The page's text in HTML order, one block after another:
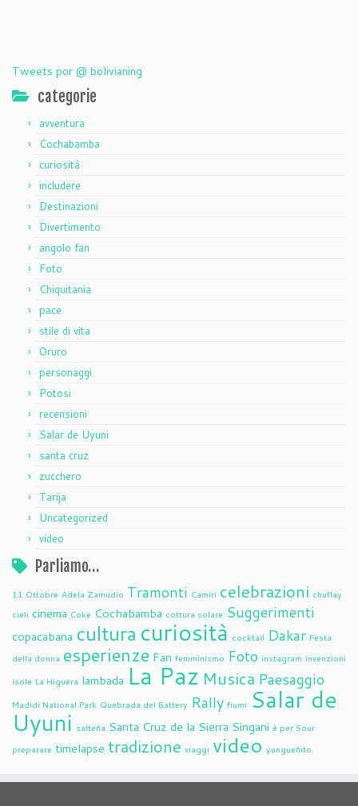
Tweets por @ bolivianing
categorie
avventura
Cochabamba
curiosità
includere
Destinazioni
Divertimento
angolo fan
Foto
Chiquitania
pace
stile di vita
Oruro
personaggi
Potosi
recensioni
Salar de Uyuni
santa cruz
zucchero
Tarija
Uncategorized
video
Parliamo…
11 Ottobre Adela Zamudio Tramonti Camiri celebrazioni chuflay
cieli cinema Coke Cochabamba cottura solare Suggerimenti
copacabana cultura curiosità cocktail Dakar Festa
della donna esperienze Fan femminismo Foto instagram invenzioni
isole La Higuera lambada La Paz Musica Paesaggio
Madidi National Park Quebrada del Battery Rally fiumi Salar de
Uyuni salteña Santa Cruz de la Sierra Singani è per Sour
preparare timelapse tradizione viaggi video yungueñito